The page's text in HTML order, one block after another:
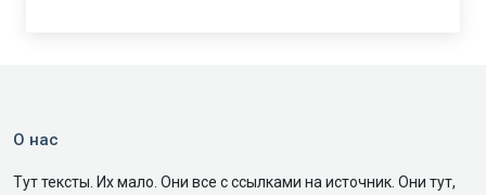
О нас
Тут тексты. Их мало. Они все с ссылками на источник. Они тут,